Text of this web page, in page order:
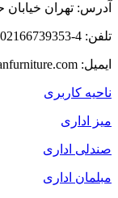
آدرس: تهران خیابان
تلفن: 4-02166739353
ایمیل: sales@amiranfurniture.com
ناحیه کاربری
میز اداری
صندلی اداری
مبلمان اداری